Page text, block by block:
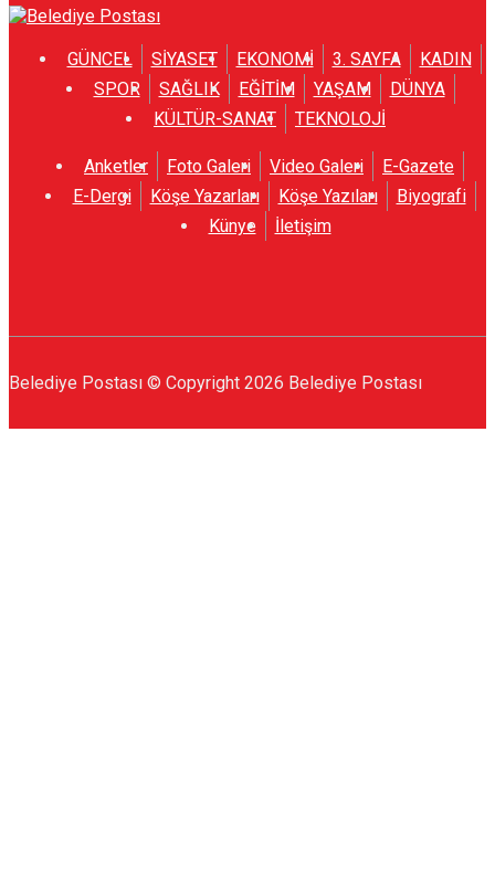
GÜNCEL SİYASET EKONOMİ 3. SAYFA
KADIN
SPOR
SAĞLIK EĞİTİM YAŞAM
DÜNYA
KÜLTÜR-SANAT
TEKNOLOJİ
Anketler Foto Galeri Video Galeri
E-Gazete
E-Dergi
Köşe Yazarları Köşe Yazıları
Biyografi
Künye
İletişim
Belediye Postası © Copyright 2026 Belediye Postası